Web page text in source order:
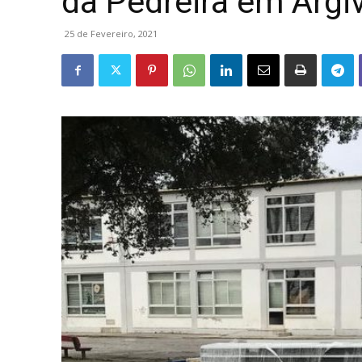
25 de Fevereiro, 2021